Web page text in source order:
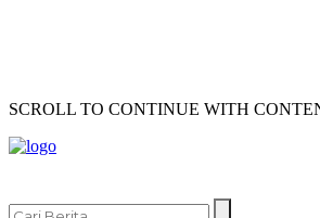
SCROLL TO CONTINUE WITH